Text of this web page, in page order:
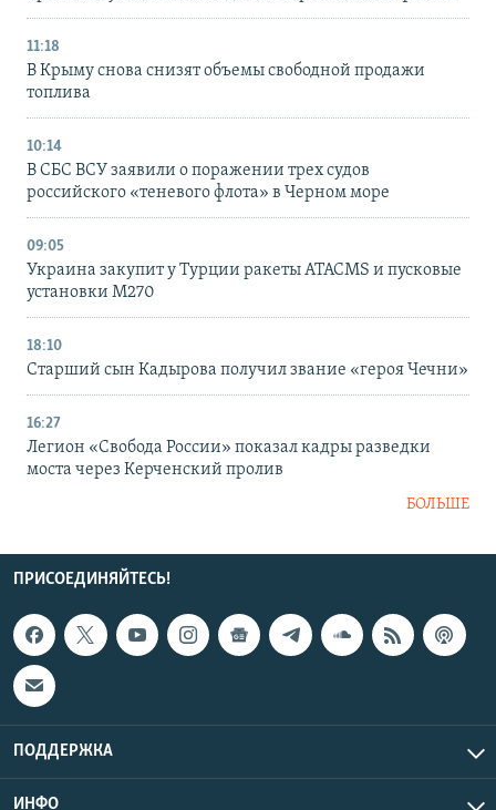
11:18
В Крыму снова снизят объемы свободной продажи
топлива
10:14
В СБС ВСУ заявили о поражении трех судов
российского «теневого флота» в Черном море
09:05
Украина закупит у Турции ракеты ATACMS и пусковые
установки M270
18:10
Старший сын Кадырова получил звание «героя Чечни»
16:27
Легион «Свобода России» показал кадры разведки
моста через Керченский пролив
БОЛЬШЕ
ПРИСОЕДИНЯЙТЕСЬ!
ПОДДЕРЖКА
ИНФО